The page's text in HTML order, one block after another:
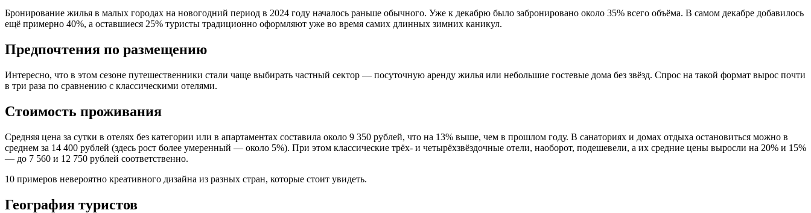
Бронирование жилья в малых городах на новогодний период в 2024 году началось раньше обычного. Уже к декабрю было забронировано около 35% всего объёма. В самом декабре добавилось
ещё примерно 40%, а оставшиеся 25% туристы традиционно оформляют уже во время самих длинных зимних каникул.
Предпочтения по размещению
Интересно, что в этом сезоне путешественники стали чаще выбирать частный сектор — посуточную аренду жилья или небольшие гостевые дома без звёзд. Спрос на такой формат вырос почти
в три раза по сравнению с классическими отелями.
Стоимость проживания
Средняя цена за сутки в отелях без категории или в апартаментах составила около 9 350 рублей, что на 13% выше, чем в прошлом году. В санаториях и домах отдыха остановиться можно в
среднем за 14 400 рублей (здесь рост более умеренный — около 5%). При этом классические трёх- и четырёхзвёздочные отели, наоборот, подешевели, а их средние цены выросли на 20% и 15%
— до 7 560 и 12 750 рублей соответственно.
10 примеров невероятно креативного дизайна из разных стран, которые стоит увидеть.
География туристов